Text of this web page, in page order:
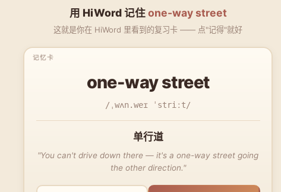
用 HiWord 记住one-way street
这就是你在 HiWord 里看到的复习卡 —— 点"记得"就好
one-way street
/ˌwʌn.weɪ ˈstriːt/
单行道
"You can't drive down there — it's a one-way street going
the other direction."